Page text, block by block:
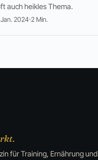
auch heikles Thema.
2024 2 Min.
für Training, Ernährung und